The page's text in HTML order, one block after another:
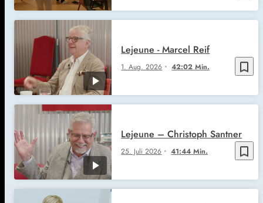
bookmark_border
1. Aug. 2026 42:02 Min.
Lejeune - Marcel Reif
bookmark_border
25. Juli 2026 41:44 Min.
Lejeune – Christoph Santner